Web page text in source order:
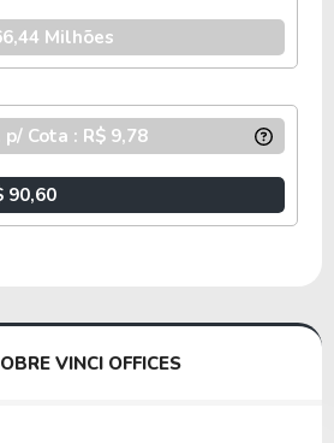
Milhões
Cota : R$ 9,78
90,60
VINCI OFFICES